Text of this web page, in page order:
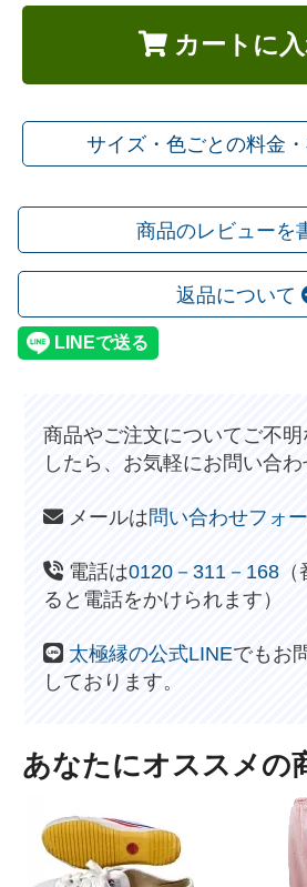
カートに
サイズ・色ごとの料金
商品のレビューを
返品について
商品やご注文についてご不明
したら、お気軽にお問い合わ
メールは問い合わせフォ
電話は0120－311－168
ると電話をかけられます）
太極縁の公式LINEでもお
しております。
あなたにオススメの